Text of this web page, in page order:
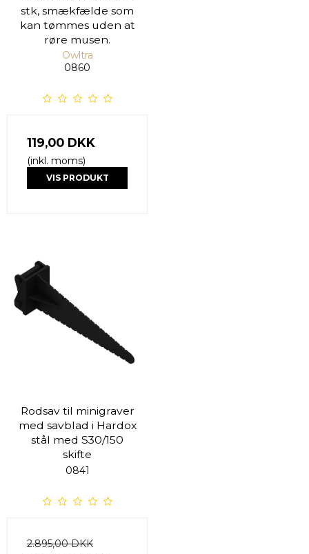
stk, smækfælde som
kan tømmes uden at
røre musen.
Owltra
0860
119,00 DKK
(inkl. moms)
VIS PRODUKT
Rodsav til minigraver
med savblad i Hardox
stål med S30/150
skifte
0841
2.895,00 DKK